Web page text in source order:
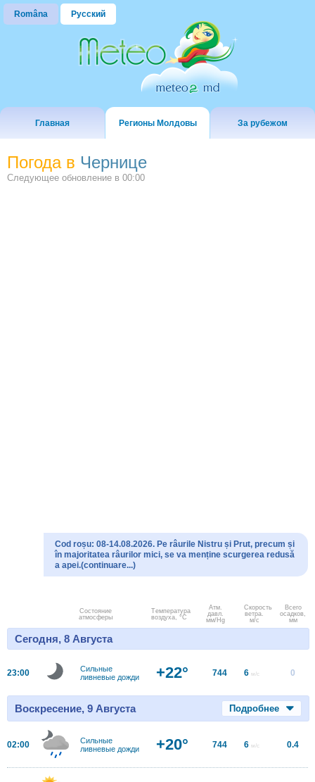
Româna Русский
Главная Регионы Молдовы За рубежом
Погода в Чернице
Следующее обновление в 00:00
Cod roșu: 08-14.08.2026. Pe râurile Nistru și Prut, precum și
în majoritatea râurilor mici, se va menține scurgerea redusă
a apei.(continuare...)
Состояние
атмосферы
Температура
воздуха, °C
Атм.
давл.
мм/Hg
Скорость
ветра.
м/с
Всего
осадков,
мм
Сегодня, 8 Августа
23:00
Сильные
ливневые дожди
+22° 744 6 м/с 0
Воскресение, 9 Августа Подробнее
02:00
Сильные
ливневые дожди
+20° 744 6 м/с 0.4